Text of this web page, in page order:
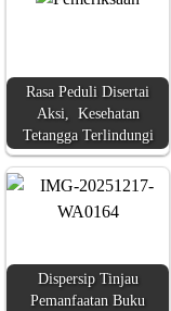
Rasa Peduli Disertai
Aksi, Kesehatan
Tetangga Terlindungi
Dispersip Tinjau
Pemanfaatan Buku